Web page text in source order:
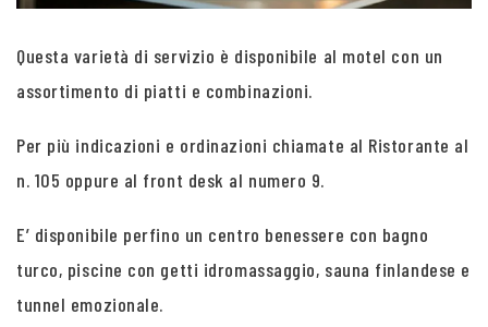
Questa varietà di servizio è disponibile al motel con un
assortimento di piatti e combinazioni.
Per più indicazioni e ordinazioni chiamate al Ristorante al
n. 105 oppure al front desk al numero 9.
E’ disponibile perfino un centro benessere con bagno
turco, piscine con getti idromassaggio, sauna finlandese e
tunnel emozionale.